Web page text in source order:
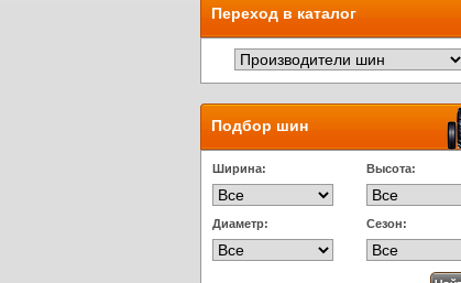
Переход в каталог
Подбор шин
Ширина: Высота:
Диаметр: Сезон: